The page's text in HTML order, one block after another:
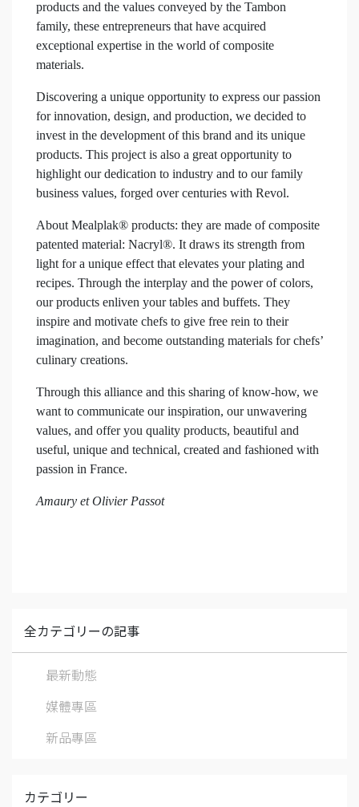
products and the values conveyed by the Tambon
family, these entrepreneurs that have acquired
exceptional expertise in the world of composite
materials.
Discovering a unique opportunity to express our passion
for innovation, design, and production, we decided to
invest in the development of this brand and its unique
products. This project is also a great opportunity to
highlight our dedication to industry and to our family
business values, forged over centuries with Revol.
About Mealplak® products: they are made of composite
patented material: Nacryl®. It draws its strength from
light for a unique effect that elevates your plating and
recipes. Through the interplay and the power of colors,
our products enliven your tables and buffets. They
inspire and motivate chefs to give free rein to their
imagination, and become outstanding materials for chefs’
culinary creations.
Through this alliance and this sharing of know-how, we
want to communicate our inspiration, our unwavering
values, and offer you quality products, beautiful and
useful, unique and technical, created and fashioned with
passion in France.
Amaury et Olivier Passot
全カテゴリーの記事
最新動態
媒體專區
新品專區
カテゴリー